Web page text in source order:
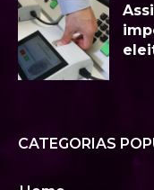
CATEGORIAS